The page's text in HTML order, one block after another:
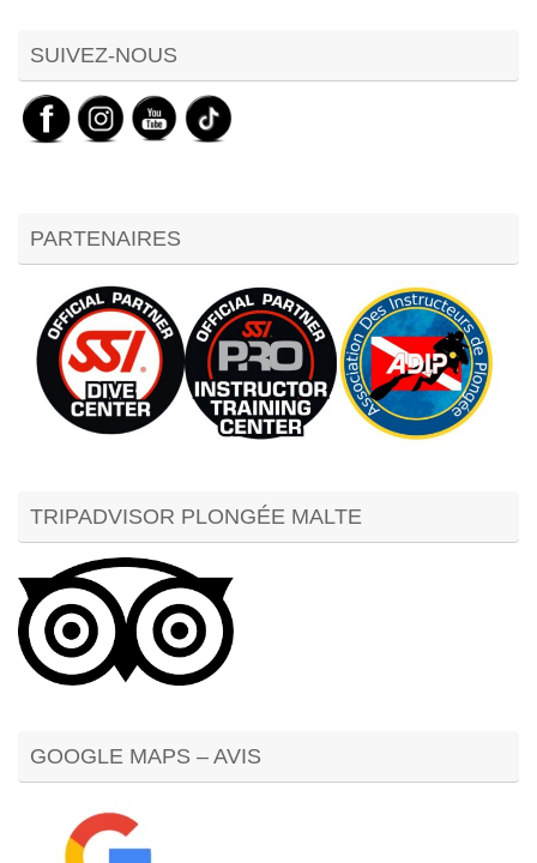
SUIVEZ-NOUS
PARTENAIRES
TRIPADVISOR PLONGÉE MALTE
GOOGLE MAPS – AVIS